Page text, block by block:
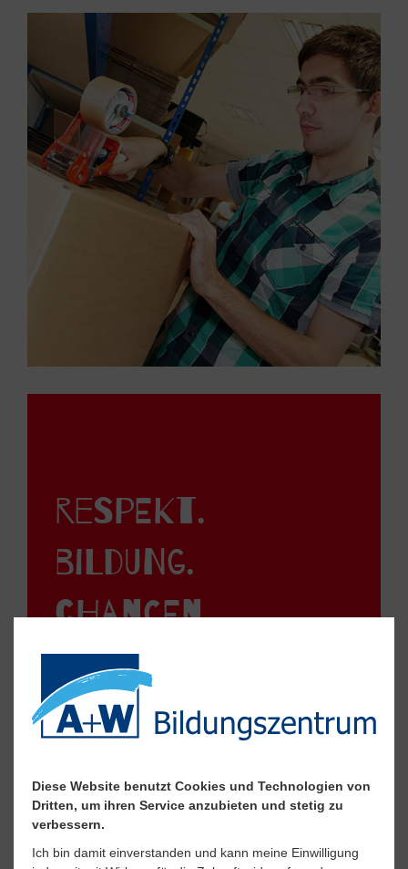
Großansicht öffnen
respekt.
bildung.
chancen.
Großansicht öffnen
Diese Website benutzt Cookies und Technologien von
Dritten, um ihren Service anzubieten und stetig zu
verbessern.
Ich bin damit einverstanden und kann meine Einwilligung